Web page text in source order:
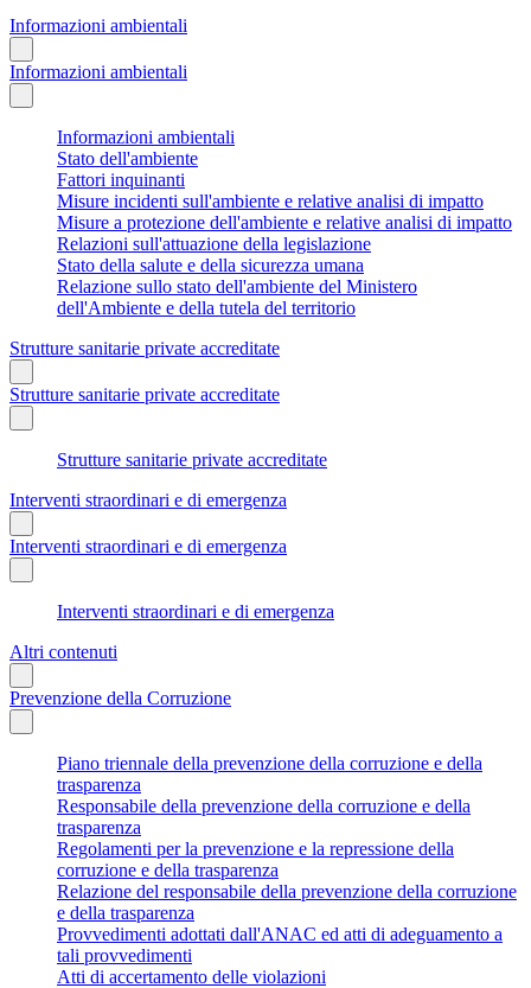
Informazioni ambientali
Informazioni ambientali
Informazioni ambientali
Stato dell'ambiente
Fattori inquinanti
Misure incidenti sull'ambiente e relative analisi di impatto
Misure a protezione dell'ambiente e relative analisi di impatto
Relazioni sull'attuazione della legislazione
Stato della salute e della sicurezza umana
Relazione sullo stato dell'ambiente del Ministero
dell'Ambiente e della tutela del territorio
Strutture sanitarie private accreditate
Strutture sanitarie private accreditate
Strutture sanitarie private accreditate
Interventi straordinari e di emergenza
Interventi straordinari e di emergenza
Interventi straordinari e di emergenza
Altri contenuti
Prevenzione della Corruzione
Piano triennale della prevenzione della corruzione e della
trasparenza
Responsabile della prevenzione della corruzione e della
trasparenza
Regolamenti per la prevenzione e la repressione della
corruzione e della trasparenza
Relazione del responsabile della prevenzione della corruzione
e della trasparenza
Provvedimenti adottati dall'ANAC ed atti di adeguamento a
tali provvedimenti
Atti di accertamento delle violazioni